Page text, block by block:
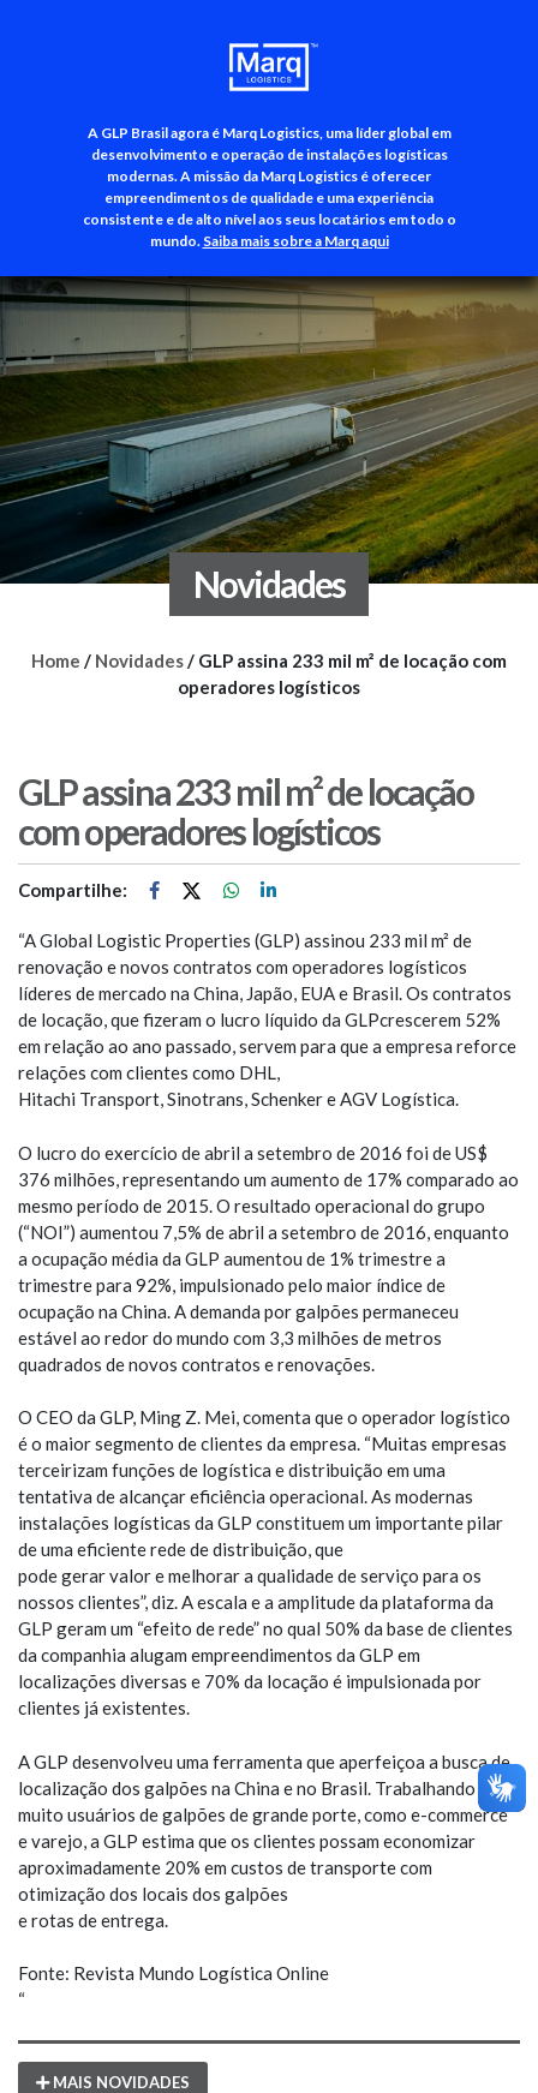
A GLP Brasil agora é Marq Logistics, uma líder global em
desenvolvimento e operação de instalações logísticas
modernas. A missão da Marq Logistics é oferecer
empreendimentos de qualidade e uma experiência
consistente e de alto nível aos seus locatários em todo o
mundo. Saiba mais sobre a Marq aqui
+55 (11) 3500-3700
Novidades
Home / Novidades/ GLP assina 233 mil m² de locação com
operadores logísticos
GLP assina 233 mil m² de locação
com operadores logísticos
Compartilhe:
“A Global Logistic Properties (GLP) assinou 233 mil m² de
renovação e novos contratos com operadores logísticos
líderes de mercado na China, Japão, EUA e Brasil. Os contratos
de locação, que fizeram o lucro líquido da GLPcrescerem 52%
em relação ao ano passado, servem para que a empresa reforce
relações com clientes como DHL,
Hitachi Transport, Sinotrans, Schenker e AGV Logística.
O lucro do exercício de abril a setembro de 2016 foi de US$
376 milhões, representando um aumento de 17% comparado ao
mesmo período de 2015. O resultado operacional do grupo
(“NOI”) aumentou 7,5% de abril a setembro de 2016, enquanto
a ocupação média da GLP aumentou de 1% trimestre a
trimestre para 92%, impulsionado pelo maior índice de
ocupação na China. A demanda por galpões permaneceu
estável ao redor do mundo com 3,3 milhões de metros
quadrados de novos contratos e renovações.
O CEO da GLP, Ming Z. Mei, comenta que o operador logístico
é o maior segmento de clientes da empresa. “Muitas empresas
terceirizam funções de logística e distribuição em uma
tentativa de alcançar eficiência operacional. As modernas
instalações logísticas da GLP constituem um importante pilar
de uma eficiente rede de distribuição, que
pode gerar valor e melhorar a qualidade de serviço para os
nossos clientes”, diz. A escala e a amplitude da plataforma da
GLP geram um “efeito de rede” no qual 50% da base de clientes
da companhia alugam empreendimentos da GLP em
localizações diversas e 70% da locação é impulsionada por
clientes já existentes.
A GLP desenvolveu uma ferramenta que aperfeiçoa a busca de
localização dos galpões na China e no Brasil. Trabalhando com
muito usuários de galpões de grande porte, como e-commerce
e varejo, a GLP estima que os clientes possam economizar
aproximadamente 20% em custos de transporte com
otimização dos locais dos galpões
e rotas de entrega.
Fonte: Revista Mundo Logística Online
“
MAIS NOVIDADES